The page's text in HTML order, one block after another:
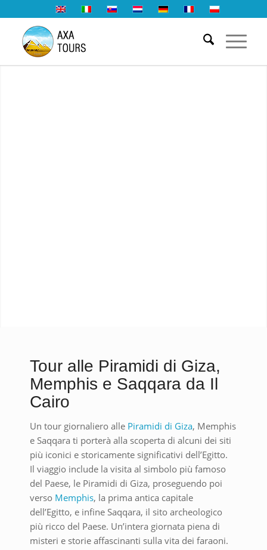
Tour alle Piramidi di Giza,
Memphis e Saqqara da Il
Cairo
Un tour giornaliero alle Piramidi di Giza, Memphis
e Saqqara ti porterà alla scoperta di alcuni dei siti
più iconici e storicamente significativi dell’Egitto.
Il viaggio include la visita al simbolo più famoso
del Paese, le Piramidi di Giza, proseguendo poi
verso Memphis, la prima antica capitale
dell’Egitto, e infine Saqqara, il sito archeologico
più ricco del Paese. Un’intera giornata piena di
misteri e storie affascinanti sulla vita dei faraoni.